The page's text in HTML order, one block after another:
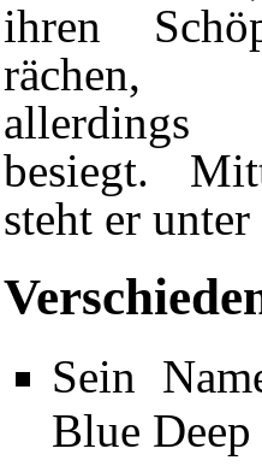
ihren
rächen,
allerdings
besiegt.
steht er unter
Sein
Blue Deep
Diese Seite wurde zuletzt
Powered by Computer-Base
Datenschutz-Optionen